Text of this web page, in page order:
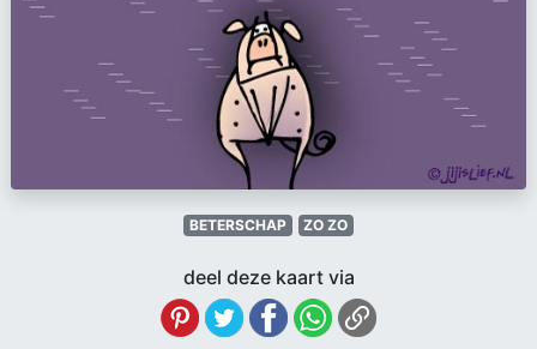
BETERSCHAP ZO ZO
deel deze kaart via